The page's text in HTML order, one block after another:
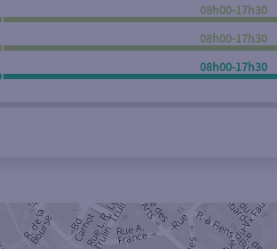
Rue
08h00-17h30
08h00-17h30
08h00-17h30